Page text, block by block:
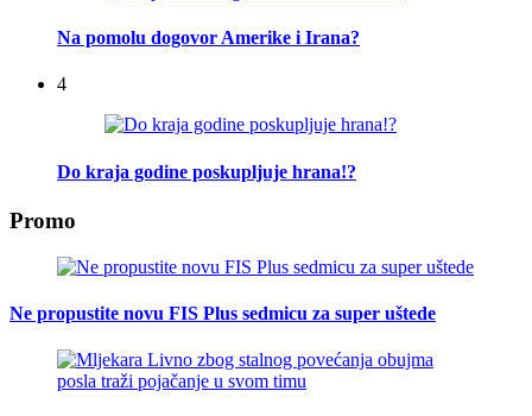
Na pomolu dogovor Amerike i Irana?
4
Do kraja godine poskupljuje hrana!?
Promo
Ne propustite novu FIS Plus sedmicu za super uštede